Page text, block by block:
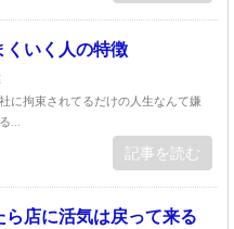
くいく人の特徴
に拘束されてるだけの人生なんて嫌
...
記事を読む
ら店に活気は戻って来る